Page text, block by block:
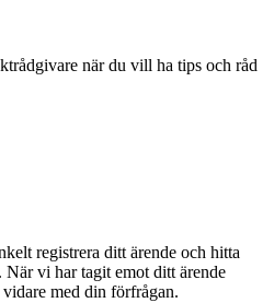
när du vill ha tips och råd
registrera ditt ärende och hitta
När vi har tagit emot ditt ärende
med din förfrågan.